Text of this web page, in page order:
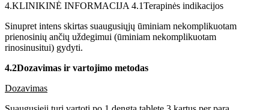
4.KLINIKINĖ INFORMACIJA 4.1Terapinės indikacijos
Sinupret intens skirtas suaugusiųjų ūminiam nekomplikuotam
prienosinių ančių uždegimui (ūminiam nekomplikuotam
rinosinusitui) gydyti.
4.2Dozavimas ir vartojimo metodas
Dozavimas